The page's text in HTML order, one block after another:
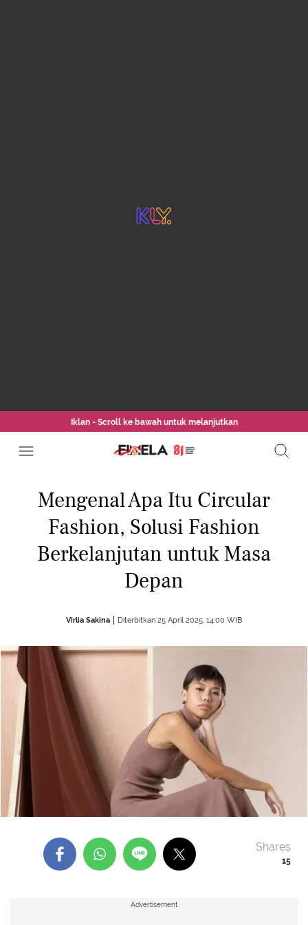
Iklan - Scroll ke bawah untuk melanjutkan
Mengenal Apa Itu Circular
Fashion, Solusi Fashion
Berkelanjutan untuk Masa
Depan
Virlia Sakina Diterbitkan 25 April 2025, 14:00 WIB
15
Shares
Advertisement